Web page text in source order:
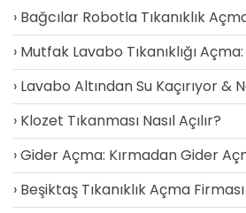
Bağcılar Robotla Tıkanıklık
Mutfak Lavabo Tıkanıklığı
Lavabo Altından Su Kaçırıyor &
Klozet Tıkanması Nasıl Açılır?
Gider Açma: Kırmadan Gider
Beşiktaş Tıkanıklık Açma Firması